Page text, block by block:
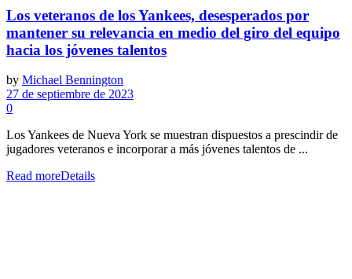
Los veteranos de los Yankees, desesperados por
mantener su relevancia en medio del giro del equipo
hacia los jóvenes talentos
by Michael Bennington
27 de septiembre de 2023
0
Los Yankees de Nueva York se muestran dispuestos a prescindir de
jugadores veteranos e incorporar a más jóvenes talentos de ...
Read moreDetails